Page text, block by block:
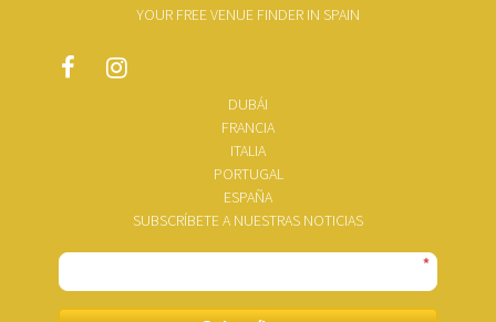
YOUR FREE VENUE FINDER IN SPAIN
DUBÁI
FRANCIA
ITALIA
PORTUGAL
ESPAÑA
SUBSCRÍBETE A NUESTRAS NOTICIAS
*